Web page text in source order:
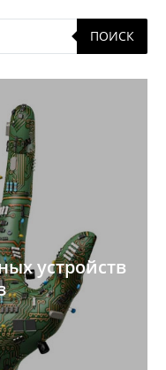
ПОИСК
устройств